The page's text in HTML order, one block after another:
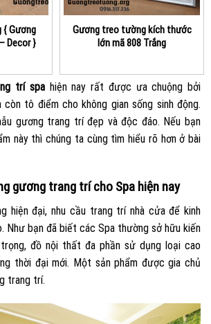
{ Gương
Decor }
Gương treo tường kích thước
lớn mã 808 Trắng
trí spahiện nay rất được ưa chuộng bởi
tô điểm cho không gian sống sinh động.
gương trang trí đẹp và độc đáo. Nếu bạn
này thì chúng ta cùng tìm hiểu rõ hơn ở bài
gương trang trí cho Spa hiện nay
hiện đại, nhu cầu trang trí nhà cửa để kinh
Như bạn đã biết các Spa thường sở hữu kiến
đồ nội thất đa phần sử dụng loại cao
thời đại mới. Một sản phẩm được gia chủ
trang trí.